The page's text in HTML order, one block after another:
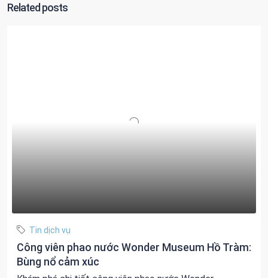
Related posts
Tin dịch vụ
Công viên phao nước Wonder Museum Hồ Tràm:
Bùng nổ cảm xúc